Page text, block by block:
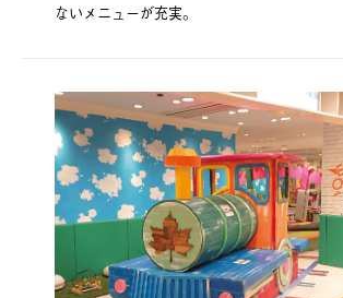
ないメニューが充実。